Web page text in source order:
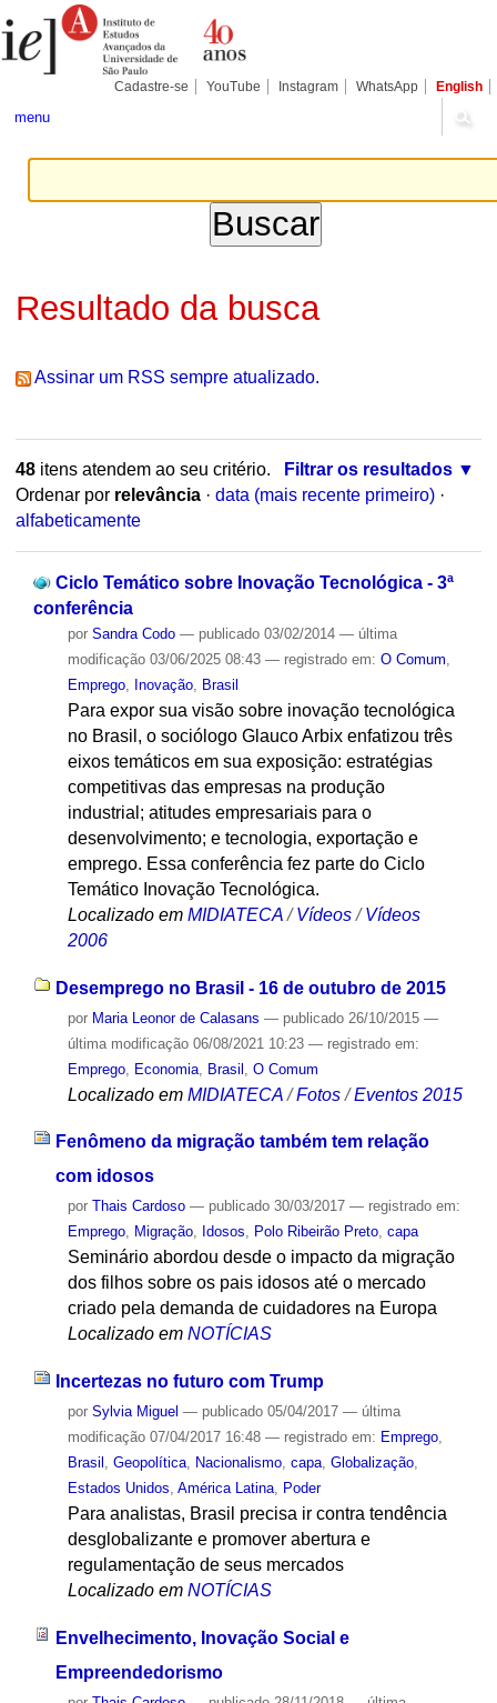
para
conteúdo.
Pessoais
Cadastre-se YouTube Instagram WhatsApp English
menu
Resultado da busca
Assinar um RSS sempre atualizado.
48itens atendem ao seu critério.
Filtrar os resultados
Ordenar por relevância · data (mais recente primeiro) ·
alfabeticamente
Ciclo Temático sobre Inovação Tecnológica - 3ª
conferência
por Sandra Codo — publicado03/02/2014 — última
modificação03/06/2025 08:43 — registrado em: O Comum
Emprego, Inovação, Brasil
Para expor sua visão sobre inovação tecnológica
no Brasil, o sociólogo Glauco Arbix enfatizou três
eixos temáticos em sua exposição: estratégias
competitivas das empresas na produção
industrial; atitudes empresariais para o
desenvolvimento; e tecnologia, exportação e
emprego. Essa conferência fez parte do Ciclo
Temático Inovação Tecnológica.
Localizado em MIDIATECA /Vídeos /Vídeos
2006
Desemprego no Brasil - 16 de outubro de 2015
por Maria Leonor de Calasans — publicado26/10/2015 —
última modificação06/08/2021 10:23 — registrado em:
Emprego, Economia, Brasil O Comum
Localizado em MIDIATECA /Fotos /Eventos 2015
Fenômeno da migração também tem relação
com idosos
por Thais Cardoso — publicado30/03/2017 — registrado em:
Emprego, Migração, Idosos, Polo Ribeirão Preto, capa
Seminário abordou desde o impacto da migração
dos filhos sobre os pais idosos até o mercado
criado pela demanda de cuidadores na Europa
Localizado em NOTÍCIAS
Incertezas no futuro com Trump
por Sylvia Miguel — publicado05/04/2017 — última
modificação07/04/2017 16:48 — registrado em: Emprego,
Brasil , Geopolítica, Nacionalismo, capa, Globalização,
Estados Unidos, América Latina, Poder
Para analistas, Brasil precisa ir contra tendência
desglobalizante e promover abertura e
regulamentação de seus mercados
Localizado em NOTÍCIAS
Envelhecimento, Inovação Social e
Empreendedorismo